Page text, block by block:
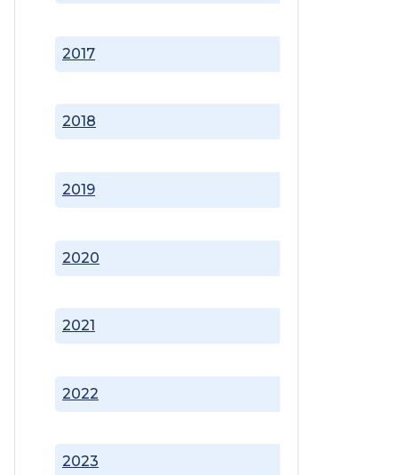
2017
2018
2019
2020
2021
2022
2023